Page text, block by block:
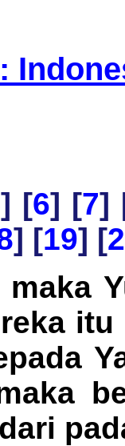
] [6] [7]
] [19] [